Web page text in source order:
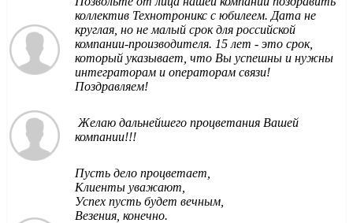
коллектив Технотроникс с юбилеем. Дата не
круглая, но не малый срок для российской
компании-производителя. 15 лет - это срок,
который указывает, что Вы успешны и нужны
интеграторам и операторам связи!
Поздравляем!
Желаю дальнейшего процветания Вашей
компании!!!
Пусть дело процветает,
Клиенты уважают,
Успех пусть будет вечным,
Везения, конечно.